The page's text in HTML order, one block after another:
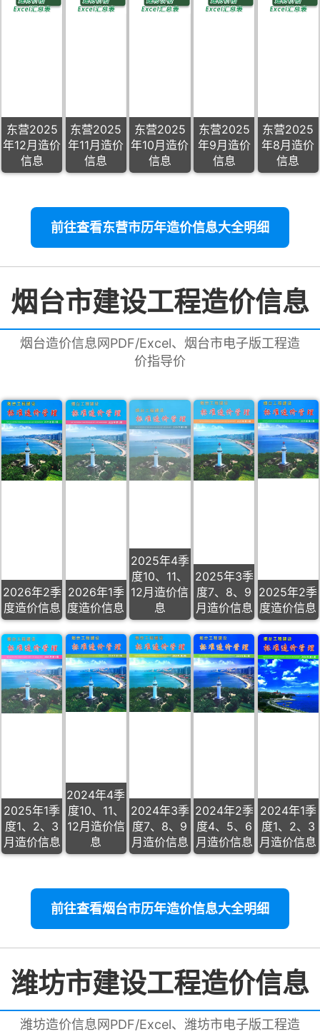
东营2025
年12月造价
信息
东营2025
年11月造价
信息
东营2025
年10月造价
信息
东营2025
年9月造价
信息
东营2025
年8月造价
信息
前往查看东营市历年造价信息大全明细
烟台市建设工程造价信息
烟台造价信息网PDF/Excel、烟台市电子版工程造
价指导价
2026年2季
度造价信息
2026年1季
度造价信息
2025年4季
度10、11、
12月造价信
息
2025年3季
度7、8、9
月造价信息
2025年2季
度造价信息
2025年1季
度1、2、3
月造价信息
2024年4季
度10、11、
12月造价信
息
2024年3季
度7、8、9
月造价信息
2024年2季
度4、5、6
月造价信息
2024年1季
度1、2、3
月造价信息
前往查看烟台市历年造价信息大全明细
潍坊市建设工程造价信息
潍坊造价信息网PDF/Excel、潍坊市电子版工程造